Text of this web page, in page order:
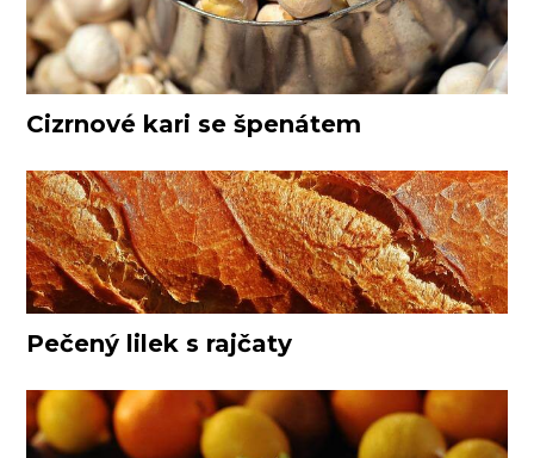
Cizrnové kari se špenátem
Pečený lilek s rajčaty